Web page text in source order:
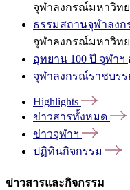
จุฬาลงกรณ์มหาวิท
ธรรมสถานจุฬาลง
จุฬาลงกรณ์มหาวิท
อุทยาน 100 ปี จุฬาฯ
จุฬาลงกรณ์ราชบร
Highlights
ข่าวสารทั้งหมด
ข่าวจุฬาฯ
ปฏิทินกิจกรรม
ข่าวสารและกิจกรรม